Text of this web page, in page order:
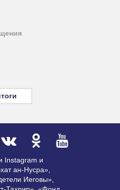
Instagram и
ан-Нусра»,
Иеговы»,